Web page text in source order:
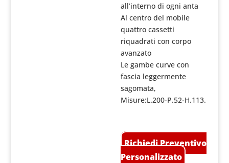
all’interno di ogni anta
Al centro del mobile
quattro cassetti
riquadrati con corpo
avanzato
Le gambe curve con
fascia leggermente
sagomata,
Misure:L.200-P.52-H.113.
Richiedi Preventivo
Personalizzato